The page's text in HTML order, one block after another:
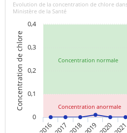
Concentration normale
Concentration anormale
Concentration de chlore
Evolution de la concentration de chlore
Ministère de la Santé
20162017 2018201920202021
0
0,1
0,2
0,3
0,4